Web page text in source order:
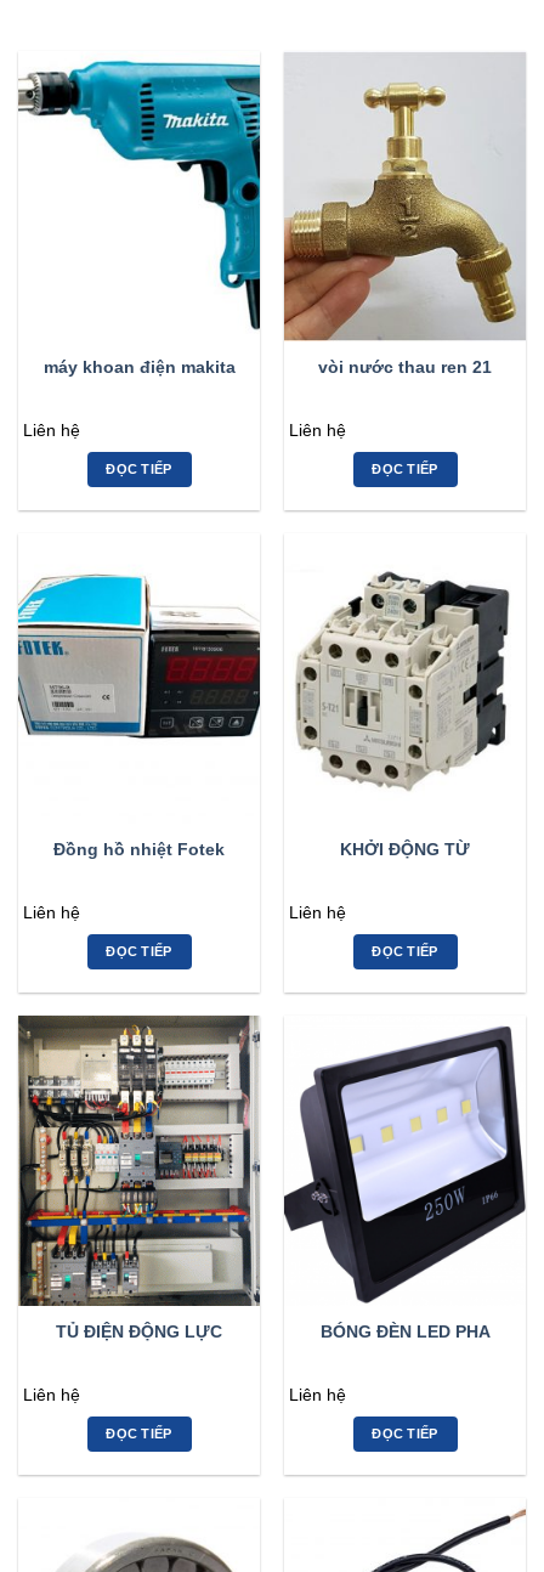
máy khoan điện makita
Liên hệ
ĐỌC TIẾP
vòi nước thau ren 21
Liên hệ
ĐỌC TIẾP
Đồng hồ nhiệt Fotek
Liên hệ
ĐỌC TIẾP
KHỞI ĐỘNG TỪ
Liên hệ
ĐỌC TIẾP
TỦ ĐIỆN ĐỘNG LỰC
Liên hệ
ĐỌC TIẾP
BÓNG ĐÈN LED PHA
Liên hệ
ĐỌC TIẾP